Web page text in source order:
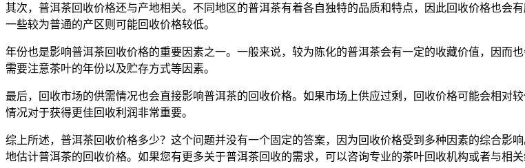
其次，普洱茶回收价格还与产地相关。不同地区的普洱茶有着各自独特的品质和特点，因此回收价格也会
一些较为普通的产区则可能回收价格较低。
年份也是影响普洱茶回收价格的重要因素之一。一般来说，较为陈化的普洱茶会有一定的收藏价值，因而
需要注意茶叶的年份以及贮存方式等因素。
最后，回收市场的供需情况也会直接影响普洱茶的回收价格。如果市场上供应过剩，回收价格可能会相对
情况对于获得更佳回收利润非常重要。
综上所述，普洱茶回收价格多少？这个问题并没有一个固定的答案，因为回收价格受到多种因素的综合影
地估计普洱茶的回收价格。如果您有更多关于普洱茶回收的需求，可以咨询专业的茶叶回收机构或者与相